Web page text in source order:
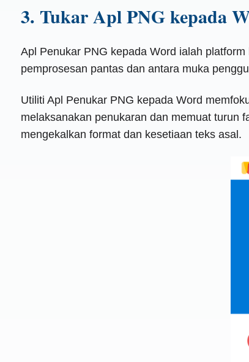
3. Tukar Apl PNG kepada
Apl Penukar PNG kepada Word ialah
pemprosesan pantas dan antara muka
Utiliti Apl Penukar PNG kepada Word
melaksanakan penukaran dan memuat turun
mengekalkan format dan kesetiaan teks asal.